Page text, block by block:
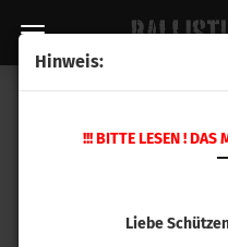
Hinweis:
!!! BITTE LESEN ! DAS
Liebe